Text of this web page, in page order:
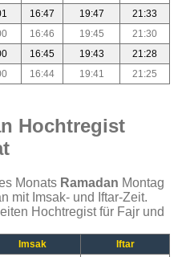
16:47 19:47
21:33
16:46 19:45
21:30
16:45 19:43
21:28
16:44 19:41 21:25
Hochtregist
Monats Ramadan Montag
mit Imsak- und Iftar-Zeit.
Hochtregist für Fajr und
Imsak
Iftar